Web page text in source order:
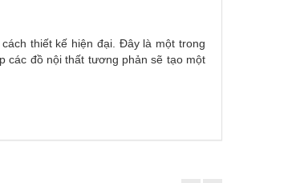
thiết kế hiện đại. Đây là một trong
các đồ nội thất tương phản sẽ tạo một